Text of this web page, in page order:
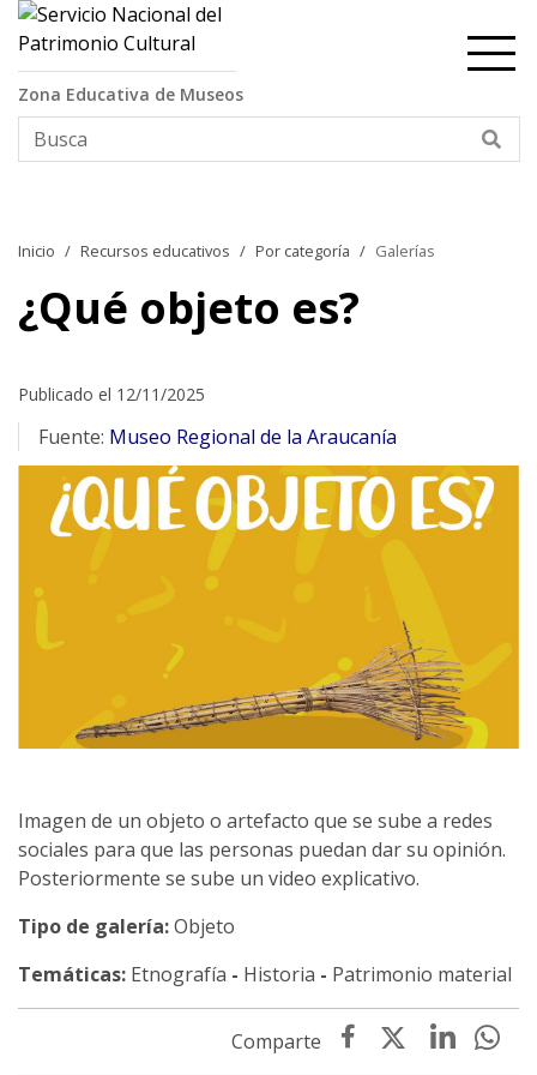
Contenido principal
Zona Educativa de Museos
Inicio Recursos educativos Por categoría Galerías
¿Qué objeto es?
Publicado el 12/11/2025
Fuente: Museo Regional de la Araucanía
Imagen de un objeto o artefacto que se sube a redes
sociales para que las personas puedan dar su opinión.
Posteriormente se sube un video explicativo.
Tipo de galería:Objeto
Temáticas: Etnografía - Historia - Patrimonio material